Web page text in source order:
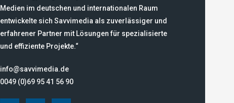
Medien im deutschen und internationalen Raum
entwickelte sich Savvimedia als zuverlässiger und
erfahrener Partner mit Lösungen für spezialisierte
und effiziente Projekte.“
info@savvimedia.de
0049 (0)69 95 41 56 90